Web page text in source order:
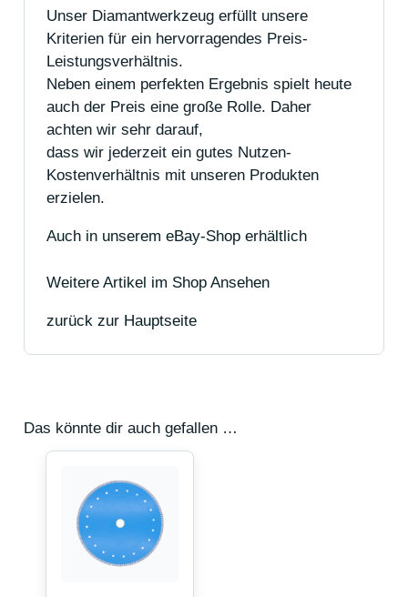
Unser Diamantwerkzeug erfüllt unsere
Kriterien für ein hervorragendes Preis-
Leistungsverhältnis.
Neben einem perfekten Ergebnis spielt heute
auch der Preis eine große Rolle. Daher
achten wir sehr darauf,
dass wir jederzeit ein gutes Nutzen-
Kostenverhältnis mit unseren Produkten
erzielen.
Auch in unserem eBay-Shop erhältlich
Weitere Artikel im Shop Ansehen
zurück zur Hauptseite
Das könnte dir auch gefallen …